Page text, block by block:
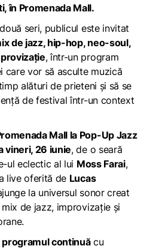
în Promenada Mall.
seri, publicul este invitat
de jazz, hip-hop, neo-soul,
, într-un program
care vor să asculte muzică
alături de prieteni și să se
de festival într-un context
Mall la Pop-Up Jazz
vineri, 26 iunie, de o seară
ul eclectic al lui Moss Farai,
live oferită de Lucas
la universul sonor creat
de jazz, improvizație și
programul continuăcu